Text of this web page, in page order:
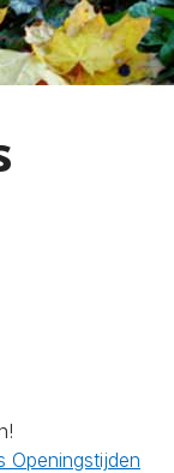
Openingstijden